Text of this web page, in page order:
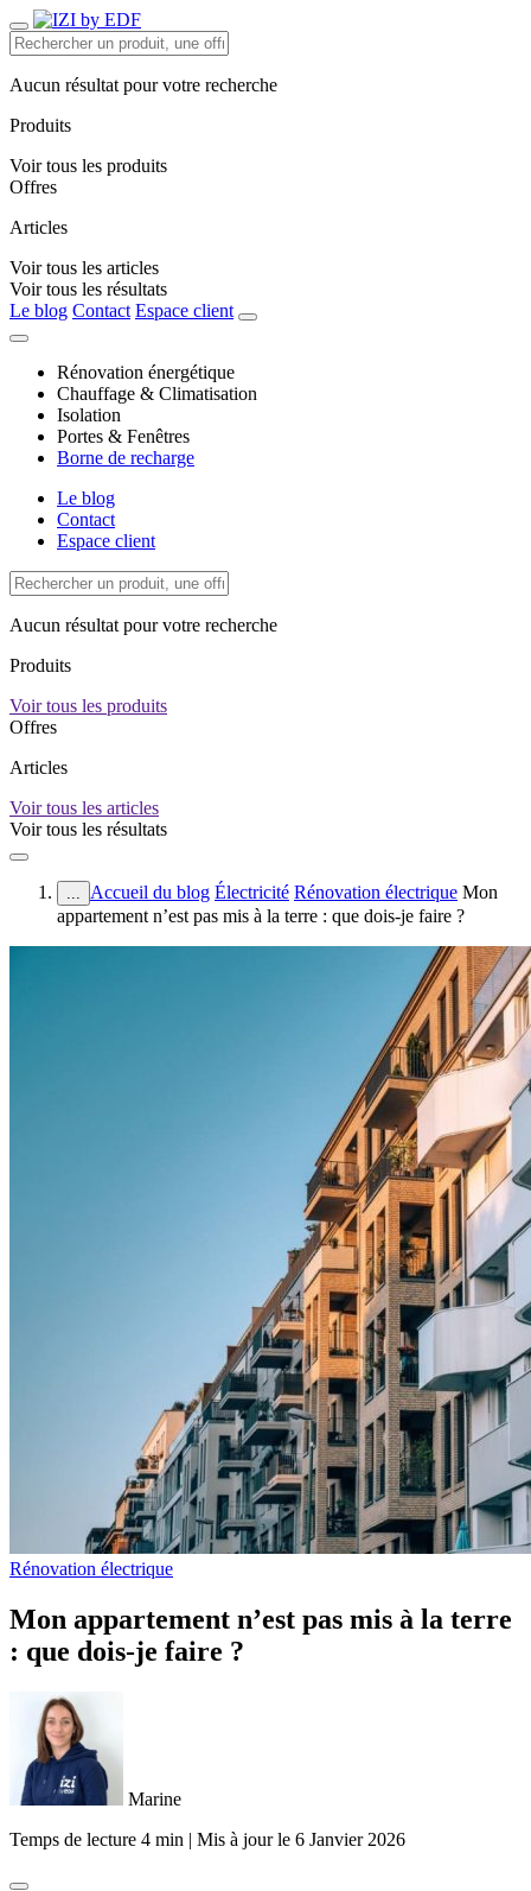
Aucun résultat pour votre recherche
Produits
Voir tous les produits
Offres
Articles
Voir tous les articles
Voir tous les résultats
Le blog Contact Espace client
Rénovation énergétique
Chauffage & Climatisation
Isolation
Portes & Fenêtres
Borne de recharge
Le blog
Contact
Espace client
Aucun résultat pour votre recherche
Produits
Voir tous les produits
Offres
Articles
Voir tous les articles
Voir tous les résultats
... Accueil du blog Électricité Rénovation électrique Mon
appartement n’est pas mis à la terre : que dois-je faire ?
Rénovation électrique
Mon appartement n’est pas mis à la terre
: que dois-je faire ?
Marine
Temps de lecture 4 min | Mis à jour le 6 Janvier 2026